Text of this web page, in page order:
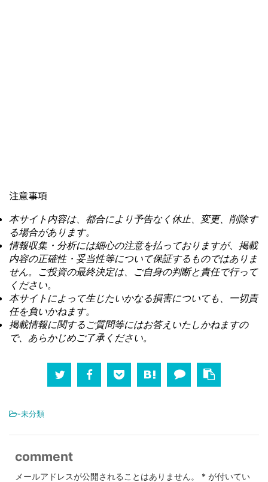
注意事項
本サイト内容は、都合により予告なく休止、変更、削除す
る場合があります。
情報収集・分析には細心の注意を払っておりますが、掲載
内容の正確性・妥当性等について保証するものではありま
せん。ご投資の最終決定は、ご自身の判断と責任で行って
ください。
本サイトによって生じたいかなる損害についても、一切責
任を負いかねます。
掲載情報に関するご質問等にはお答えいたしかねますの
で、あらかじめご了承ください。
-未分類
comment
メールアドレスが公開されることはありません。 * が付いてい